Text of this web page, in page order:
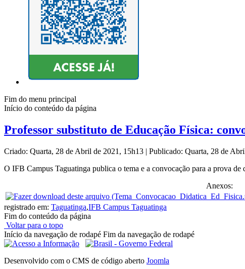
Fim do menu principal
Início do conteúdo da página
Professor substituto de Educação Física:
Criado: Quarta, 28 de Abril de 2021, 15h13 | Publicado: Quarta, 28 de
O IFB Campus Taguatinga publica o tema e a convocação para a prova
Anexos:
registrado em: Taguatinga,IFB Campus Taguatinga
Fim do conteúdo da página
Voltar para o topo
Início da navegação de rodapé Fim da navegação de rodapé
Desenvolvido com o CMS de código aberto Joomla